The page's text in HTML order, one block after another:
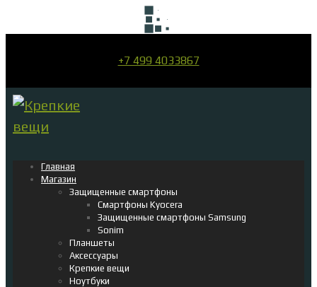
+7 499 4033867
Главная
Магазин
Защищенные смартфоны
Смартфоны Kyocera
Защищенные смартфоны Samsung
Sonim
Планшеты
Аксессуары
Крепкие вещи
Ноутбуки